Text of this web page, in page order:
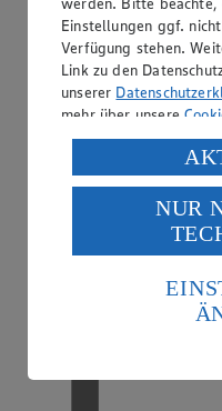
Handy-Aufladung
Einstellungen ggf.
Verfügung stehen.
Link zu den
unserer
mehr über unsere
Verarbeitung deiner
USA durch Facebook
Wenn du auf
des Art. 49 Abs. 1
Daten in den USA
die USA als Land mit
Standards nicht
Es besteht das Risiko
Informationen zum
NUR